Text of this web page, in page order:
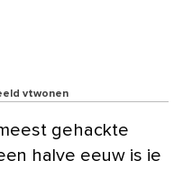
vtwonen
halve eeuw is ie